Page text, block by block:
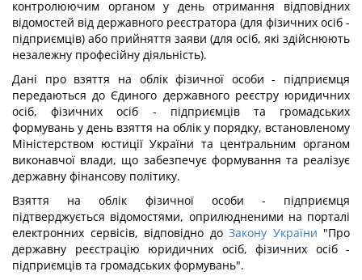
контролюючим органом у день отримання відповідних
відомостей від державного реєстратора (для фізичних осіб -
підприємців) або прийняття заяви (для осіб, які здійснюють
незалежну професійну діяльність).
Дані про взяття на облік фізичної особи - підприємця
передаються до Єдиного державного реєстру юридичних
осіб, фізичних осіб - підприємців та громадських
формувань у день взяття на облік у порядку, встановленому
Міністерством юстиції України та центральним органом
виконавчої влади, що забезпечує формування та реалізує
державну фінансову політику.
Взяття на облік фізичної особи - підприємця
підтверджується відомостями, оприлюдненими на порталі
електронних сервісів, відповідно до Закону України "Про
державну реєстрацію юридичних осіб, фізичних осіб -
підприємців та громадських формувань".